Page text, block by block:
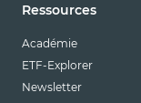
Ressources
Académie
ETF-Explorer
Newsletter